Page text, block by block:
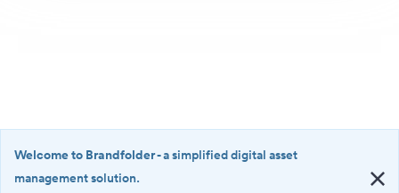
Welcome to Brandfolder- a simplified digital asset
management solution.